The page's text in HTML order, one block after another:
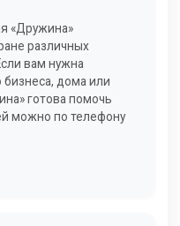
«Дружина»
различных
вам нужна
дома или
готова помочь
можно по телефону